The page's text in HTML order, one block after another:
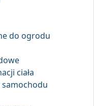
do ogrodu
ciała
samochodu